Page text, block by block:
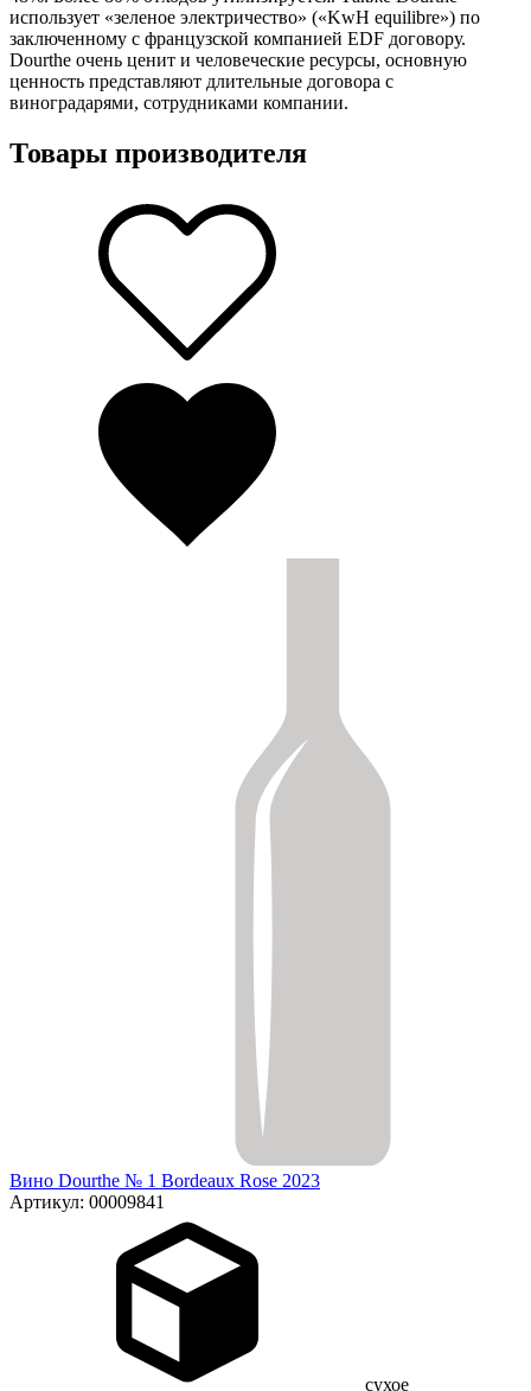
использует «зеленое электричество» («KwH equilibre») по
заключенному с французской компанией EDF договору.
Dourthe очень ценит и человеческие ресурсы, основную
ценность представляют длительные договора с
виноградарями, сотрудниками компании.
Товары производителя
Вино Dourthe № 1 Bordeaux Rose 2023
Артикул: 00009841
сухое